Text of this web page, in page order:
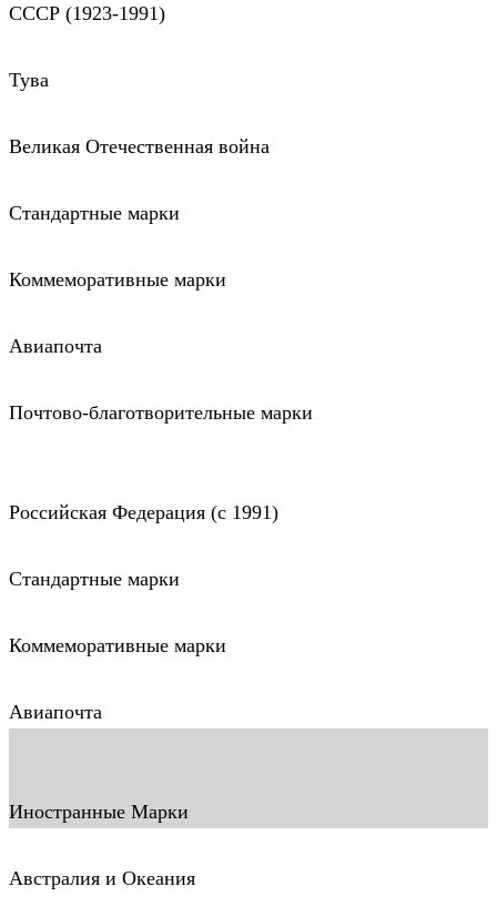
СССР (1923-1991)
Тува
Великая Отечественная война
Стандартные марки
Коммеморативные марки
Авиапочта
Почтово-благотворительные марки
Российская Федерация (c 1991)
Стандартные марки
Коммеморативные марки
Авиапочта
Иностранные Марки
Австралия и Океания